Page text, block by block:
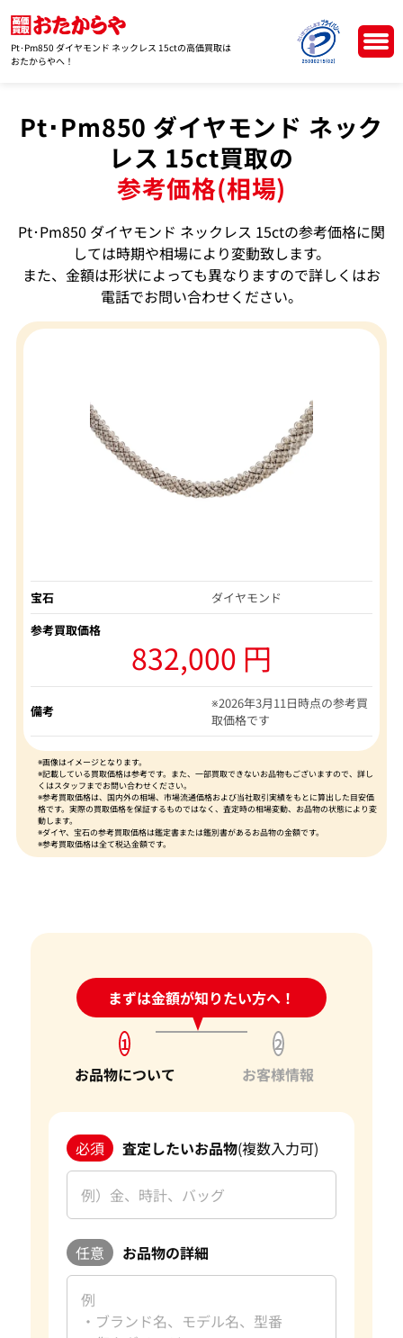
Pt･Pm850 ダイヤモンド ネックレス 15ctの高価買取は
おたからやへ！
Pt･Pm850 ダイヤモンド ネック
レス 15ct買取の
参考価格(相場)
Pt･Pm850 ダイヤモンド ネックレス 15ctの参考価格に関
しては時期や相場により変動致します。
また、金額は形状によっても異なりますので詳しくはお
電話でお問い合わせください。
宝石
ダイヤモンド
参考買取価格
832,000 円
備考
※2026年3月11日時点の参考買
取価格です
※画像はイメージとなります。
※記載している買取価格は参考です。また、一部買取できないお品物もございますので、詳し
くはスタッフまでお問い合わせください。
※参考買取価格は、国内外の相場、市場流通価格および当社取引実績をもとに算出した目安価
格です。実際の買取価格を保証するものではなく、査定時の相場変動、お品物の状態により変
動します。
※ダイヤ、宝石の参考買取価格は鑑定書または鑑別書があるお品物の金額です。
※参考買取価格は全て税込金額です。
まずは金額が知りたい方へ！
24時間受付中!問い合わせフォーム
1
お品物について
2
お客様情報
必須 査定したいお品物(複数入力可)
任意 お品物の詳細